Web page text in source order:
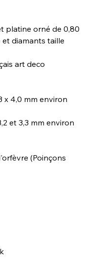
platine orné de 0,80
diamants taille
art deco
x 4,0 mm environ
et 3,3 mm environ
(Poinçons